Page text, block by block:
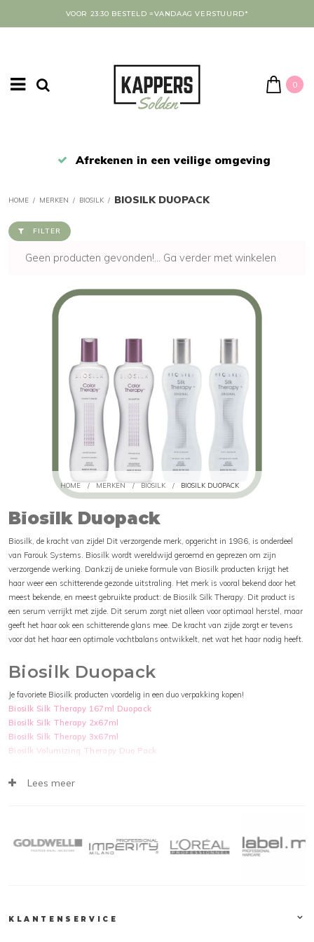
VOOR 23:30 BESTELD =VANDAAG VERSTUURD*
0
Afrekenen in een veilige omgeving
HOME / MERKEN / BIOSILK / BIOSILK DUOPACK
FILTER
Geen producten gevonden!... Ga verder met winkelen
HOME / MERKEN / BIOSILK / BIOSILK DUOPACK
Biosilk Duopack
Biosilk, de kracht van zijde! Dit verzorgende merk, opgericht in 1986, is onderdeel
van Farouk Systems. Biosilk wordt wereldwijd geroemd en geprezen om zijn
verzorgende werking. Dankzij de unieke formule van Biosilk producten krijgt het
haar weer een schitterende gezonde uitstraling. Het merk is vooral bekend door het
meest bekende, en meest gebruikte product: de Biosilk Silk Therapy. Dit product is
een serum verrijkt met zijde. Dit serum zorgt niet alleen voor optimaal herstel, maar
geeft het haar ook een schitterende glans mee. De kracht van zijde zorgt er tevens
voor dat het haar een optimale vochtbalans ontwikkelt, net wat het haar nodig heeft.
Biosilk Duopack
Je favoriete Biosilk producten voordelig in een duo verpakking kopen!
Biosilk Silk Therapy 167ml Duopack
Biosilk Silk Therapy 2x67ml
Biosilk Silk Therapy 3x67ml
Biosilk Volumizing Therapy Duo Pack
Biosilk Silk Therapy
BIOSILK Silk Therapy is een uniek product waarmee zowel de structuur als glans
Lees meer
KLANTENSERVICE